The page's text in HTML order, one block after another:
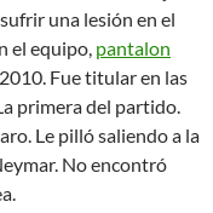
una lesión en el
el equipo, pantalon
Fue titular en las
primera del partido.
Le pilló saliendo a la
No encontró